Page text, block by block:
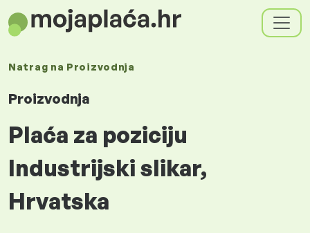
Natrag na Proizvodnja
Proizvodnja
Plaća za poziciju
Industrijski slikar,
Hrvatska